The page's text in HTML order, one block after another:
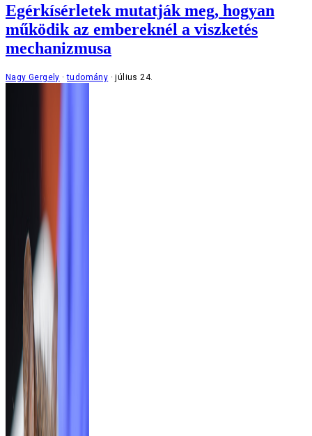
Egérkísérletek mutatják meg, hogyan
működik az embereknél a viszketés
mechanizmusa
Nagy Gergely tudomány július 24.